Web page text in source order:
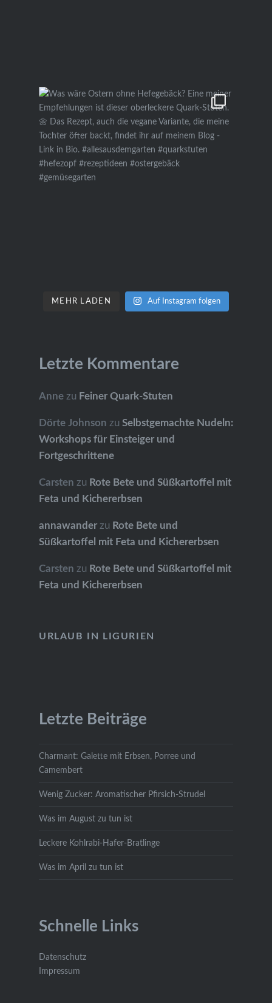
MEHR LADEN Auf Instagram folgen
Letzte Kommentare
Annezu Feiner Quark-Stuten
Dörte Johnson zu Selbstgemachte Nudeln:
Workshops für Einsteiger und
Fortgeschrittene
Carsten zu Rote Bete und Süßkartoffel mit
Feta und Kichererbsen
annawanderzu Rote Bete und
Süßkartoffel mit Feta und Kichererbsen
Carsten zu Rote Bete und Süßkartoffel mit
Feta und Kichererbsen
URLAUB IN LIGURIEN
Letzte Beiträge
Charmant: Galette mit Erbsen, Porree und
Camembert
Wenig Zucker: Aromatischer Pfirsich-Strudel
Was im August zu tun ist
Leckere Kohlrabi-Hafer-Bratlinge
Was im April zu tun ist
Schnelle Links
Datenschutz
Impressum